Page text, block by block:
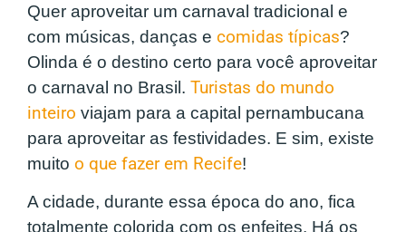
Quer aproveitar um carnaval tradicional e
com músicas, danças e comidas típicas?
Olinda é o destino certo para você aproveitar
o carnaval no Brasil. Turistas do mundo
inteiro viajam para a capital pernambucana
para aproveitar as festividades. E sim, existe
muito o que fazer em Recife!
A cidade, durante essa época do ano, fica
totalmente colorida com os enfeites. Há os